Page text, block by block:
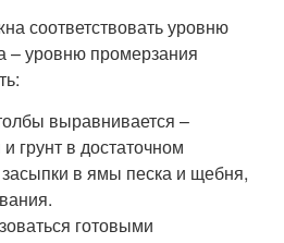
соответствовать уровню
– уровню промерзания
выравнивается –
грунт в достаточном
засыпки в ямы песка и щебня,
готовыми